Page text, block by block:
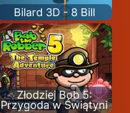
Bilard 3D - 8 Bill
Złodziej Bob 5:
Przygoda w Świątyni